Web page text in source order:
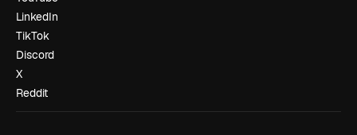
LinkedIn
TikTok
Discord
X
Reddit